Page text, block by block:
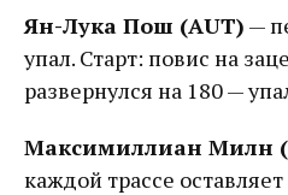
Ян-Лука Пош (AUT) —
упал. Старт: повис на
развернулся на 180 —
Максимиллиан Милн
каждой трассе